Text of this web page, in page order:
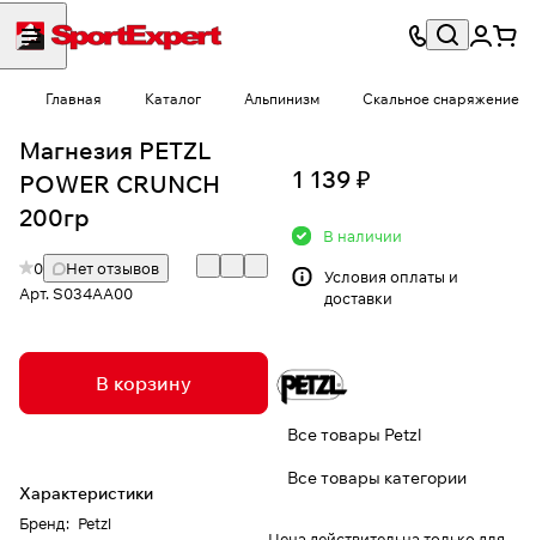
Главная Каталог Альпинизм Скальное снаряжение
Магнезия PETZL
POWER CRUNCH
200гр
0
Нет отзывов
Арт.S034AA00
В корзину
Характеристики
Бренд: Petzl
1 139 ₽
В наличии
Условия оплаты и
доставки
Все товары Petzl
Все товары категории